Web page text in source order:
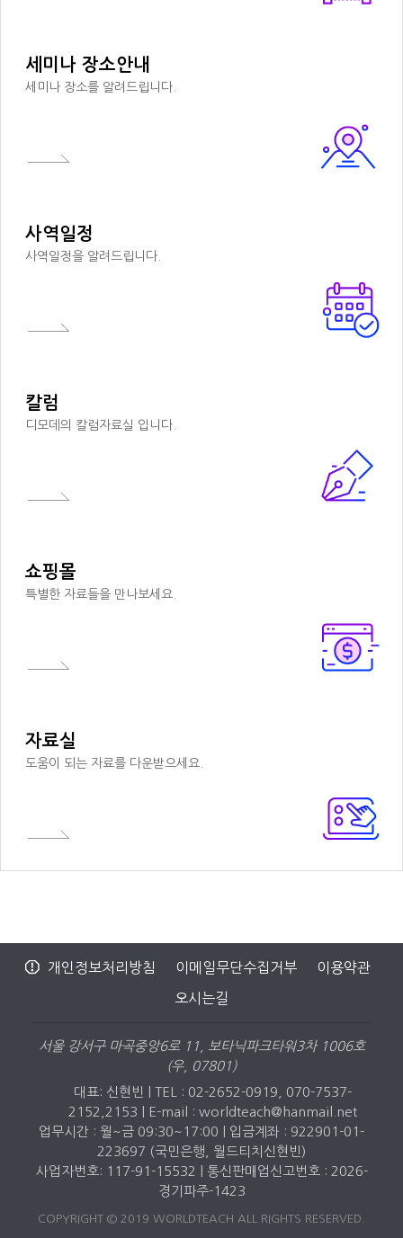
세미나 장소안내
세미나 장소를 알려드립니다.
사역일정
사역일정을 알려드립니다.
칼럼
디모데의 칼럼자료실 입니다.
쇼핑몰
특별한 자료들을 만나보세요.
자료실
도움이 되는 자료를 다운받으세요.
개인정보처리방침 이메일무단수집거부 이용약관
오시는길
서울 강서구 마곡중앙6로 11, 보타닉파크타워3차 1006호
(우, 07801)
대표: 신현빈 | TEL : 02-2652-0919, 070-7537-
2152,2153 |
E-mail : worldteach@hanmail.net
업무시간 : 월~금 09:30~17:00 | 입금계좌 : 922901-01-
223697 (국민은행, 월드티치신현빈)
사업자번호: 117-91-15532 | 통신판매업신고번호 : 2026-
경기파주-1423
COPYRIGHT © 2019 WORLDTEACH ALL RIGHTS RESERVED.